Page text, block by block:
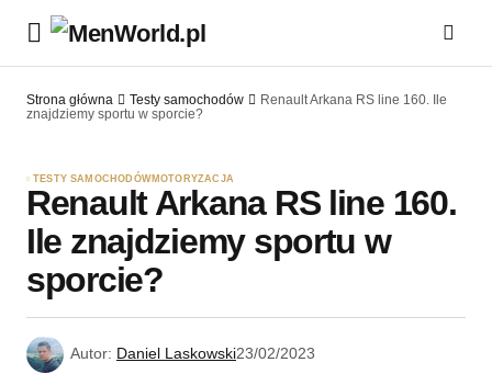
Strona główna Testy samochodów
Renault Arkana RS line 160. Ile
znajdziemy sportu w sporcie?
TESTY SAMOCHODÓWMOTORYZACJA
Renault Arkana RS line 160.
Ile znajdziemy sportu w
sporcie?
Autor: Daniel Laskowski23/02/2023